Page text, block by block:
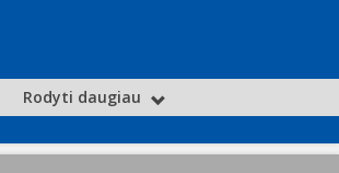
Rodyti daugiau